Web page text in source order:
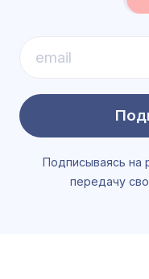
Подписываясь на
передачу